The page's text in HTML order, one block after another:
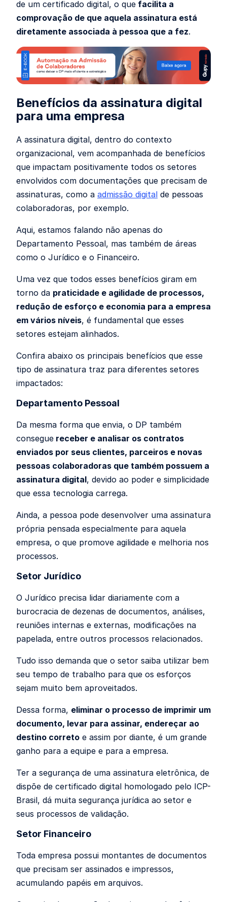
de um certificado digital, o que facilita a
comprovação de que aquela assinatura está
diretamente associada à pessoa que a fez.
Benefícios da assinatura digital
para uma empresa
A assinatura digital, dentro do contexto
organizacional, vem acompanhada de benefícios
que impactam positivamente todos os setores
envolvidos com documentações que precisam de
assinaturas, como a admissão digital de pessoas
colaboradoras, por exemplo.
Aqui, estamos falando não apenas do
Departamento Pessoal, mas também de áreas
como o Jurídico e o Financeiro.
Uma vez que todos esses benefícios giram em
torno da praticidade e agilidade de processos,
redução de esforço e economia para a empresa
em vários níveis, é fundamental que esses
setores estejam alinhados.
Confira abaixo os principais benefícios que esse
tipo de assinatura traz para diferentes setores
impactados:
Departamento Pessoal
Da mesma forma que envia, o DP também
consegue receber e analisar os contratos
enviados por seus clientes, parceiros e novas
pessoas colaboradoras que também possuem a
assinatura digital, devido ao poder e simplicidade
que essa tecnologia carrega.
Ainda, a pessoa pode desenvolver uma assinatura
própria pensada especialmente para aquela
empresa, o que promove agilidade e melhoria nos
processos.
Setor Jurídico
O Jurídico precisa lidar diariamente com a
burocracia de dezenas de documentos, análises,
reuniões internas e externas, modificações na
papelada, entre outros processos relacionados.
Tudo isso demanda que o setor saiba utilizar bem
seu tempo de trabalho para que os esforços
sejam muito bem aproveitados.
Dessa forma, eliminar o processo de imprimir um
documento, levar para assinar, endereçar ao
destino correto e assim por diante, é um grande
ganho para a equipe e para a empresa.
Ter a segurança de uma assinatura eletrônica, de
dispõe de certificado digital homologado pelo ICP-
Brasil, dá muita segurança jurídica ao setor e
seus processos de validação.
Setor Financeiro
Toda empresa possui montantes de documentos
que precisam ser assinados e impressos,
acumulando papéis em arquivos.